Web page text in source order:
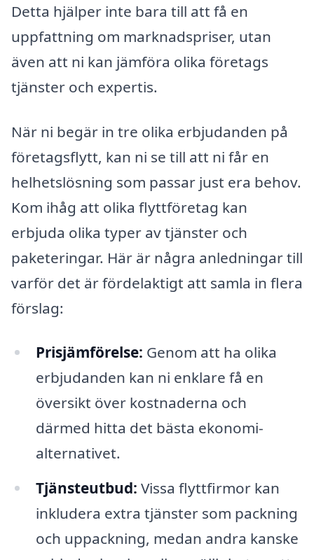
Detta hjälper inte bara till att få en
uppfattning om marknadspriser, utan
även att ni kan jämföra olika företags
tjänster och expertis.
När ni begär in tre olika erbjudanden på
företagsflytt, kan ni se till att ni får en
helhetslösning som passar just era behov.
Kom ihåg att olika flyttföretag kan
erbjuda olika typer av tjänster och
paketeringar. Här är några anledningar till
varför det är fördelaktigt att samla in flera
förslag:
Prisjämförelse: Genom att ha olika
erbjudanden kan ni enklare få en
översikt över kostnaderna och
därmed hitta det bästa ekonomi-
alternativet.
Tjänsteutbud: Vissa flyttfirmor kan
inkludera extra tjänster som packning
och uppackning, medan andra kanske